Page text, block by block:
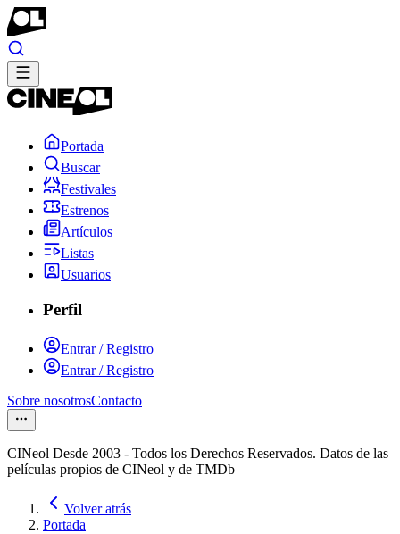
Portada
Buscar
Festivales
Estrenos
Artículos
Listas
Usuarios
Perfil
Entrar / Registro
Entrar / Registro
Sobre nosotrosContacto
CINeol Desde 2003 - Todos los Derechos Reservados. Datos de las
películas propios de CINeol y de TMDb
Volver atrás
Portada